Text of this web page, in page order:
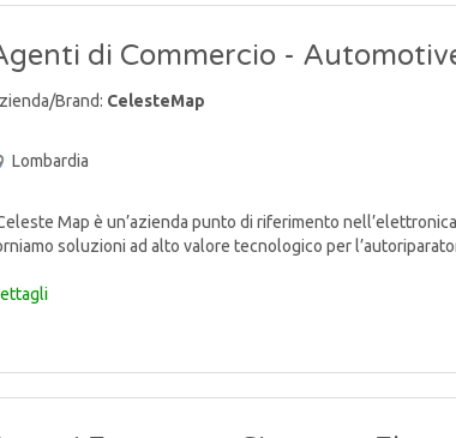
di Commercio -
Brand: CelesteMap
Lombardia
Map è un’azienda punto di riferimento
soluzioni ad alto valore tecnologico per